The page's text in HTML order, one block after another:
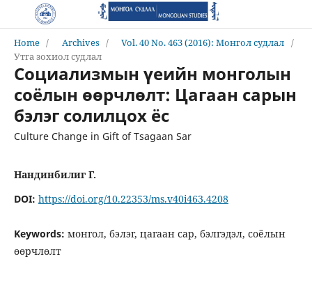
Home / Archives / Vol. 40 No. 463 (2016): Монгол судлал /
Утга зохиол судлал
Социализмын үеийн монголын
соёлын өөрчлөлт: Цагаан сарын
бэлэг солилцох ёс
Culture Change in Gift of Tsagaan Sar
Нандинбилиг Г.
DOI: https://doi.org/10.22353/ms.v40i463.4208
Keywords: монгол, бэлэг, цагаан сар, бэлгэдэл, соёлын
өөрчлөлт